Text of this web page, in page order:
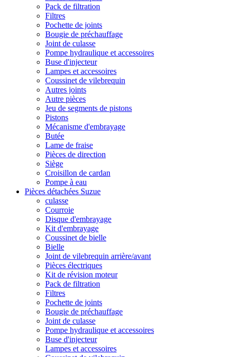
Pack de filtration
Filtres
Pochette de joints
Bougie de préchauffage
Joint de culasse
Pompe hydraulique et accessoires
Buse d'injecteur
Lampes et accessoires
Coussinet de vilebrequin
Autres joints
Autre pièces
Jeu de segments de pistons
Pistons
Mécanisme d'embrayage
Butée
Lame de fraise
Pièces de direction
Siège
Croisillon de cardan
Pompe à eau
Pièces détachées Suzue
culasse
Courroie
Disque d'embrayage
Kit d'embrayage
Coussinet de bielle
Bielle
Joint de vilebrequin arrière/avant
Pièces électriques
Kit de révision moteur
Pack de filtration
Filtres
Pochette de joints
Bougie de préchauffage
Joint de culasse
Pompe hydraulique et accessoires
Buse d'injecteur
Lampes et accessoires